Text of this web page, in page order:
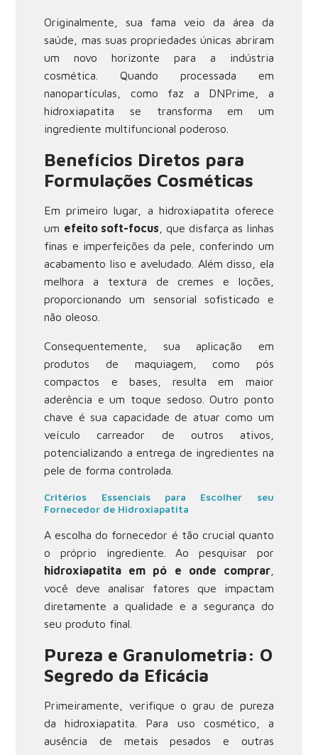
Originalmente, sua fama veio da área da
saúde, mas suas propriedades únicas abriram
um novo horizonte para a indústria
cosmética. Quando processada em
nanopartículas, como faz a DNPrime, a
hidroxiapatita se transforma em um
ingrediente multifuncional poderoso.
Benefícios Diretos para
Formulações Cosméticas
Em primeiro lugar, a hidroxiapatita oferece
um efeito soft-focus , que disfarça as linhas
finas e imperfeições da pele, conferindo um
acabamento liso e aveludado. Além disso, ela
melhora a textura de cremes e loções,
proporcionando um sensorial sofisticado e
não oleoso.
Consequentemente, sua aplicação em
produtos de maquiagem, como pós
compactos e bases, resulta em maior
aderência e um toque sedoso. Outro ponto
chave é sua capacidade de atuar como um
veículo carreador de outros ativos,
potencializando a entrega de ingredientes na
pele de forma controlada.
Critérios Essenciais para Escolher seu
Fornecedor de Hidroxiapatita
A escolha do fornecedor é tão crucial quanto
o próprio ingrediente. Ao pesquisar por
hidroxiapatita em pó e onde comprar,
você deve analisar fatores que impactam
diretamente a qualidade e a segurança do
seu produto final.
Pureza e Granulometria: O
Segredo da Eficácia
Primeiramente, verifique o grau de pureza
da hidroxiapatita. Para uso cosmético, a
ausência de metais pesados e outras